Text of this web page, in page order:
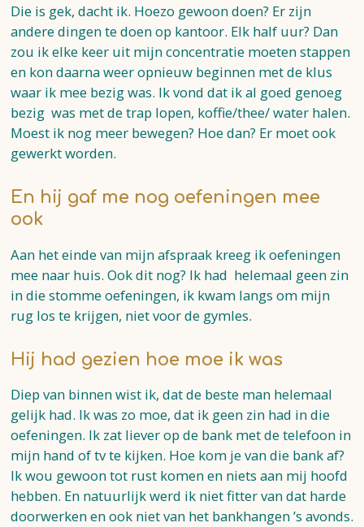
Die is gek, dacht ik. Hoezo gewoon doen? Er zijn
andere dingen te doen op kantoor. Elk half uur? Dan
zou ik elke keer uit mijn concentratie moeten stappen
en kon daarna weer opnieuw beginnen met de klus
waar ik mee bezig was. Ik vond dat ik al goed genoeg
bezig was met de trap lopen, koffie/thee/ water halen.
Moest ik nog meer bewegen? Hoe dan? Er moet ook
gewerkt worden.
En hij gaf me nog oefeningen mee
ook
Aan het einde van mijn afspraak kreeg ik oefeningen
mee naar huis. Ook dit nog? Ik had helemaal geen zin
in die stomme oefeningen, ik kwam langs om mijn
rug los te krijgen, niet voor de gymles.
Hij had gezien hoe moe ik was
Diep van binnen wist ik, dat de beste man helemaal
gelijk had. Ik was zo moe, dat ik geen zin had in die
oefeningen. Ik zat liever op de bank met de telefoon in
mijn hand of tv te kijken. Hoe kom je van die bank af?
Ik wou gewoon tot rust komen en niets aan mij hoofd
hebben. En natuurlijk werd ik niet fitter van dat harde
doorwerken en ook niet van het bankhangen ’s avonds.